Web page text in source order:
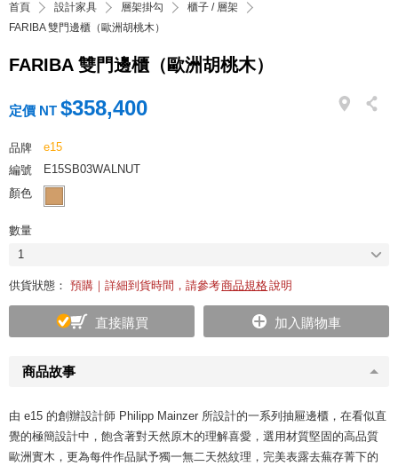
首頁 設計家具 層架掛勾
櫃子 / 層架
FARIBA 雙門邊櫃（歐洲胡桃木）
FARIBA 雙門邊櫃（歐洲胡桃木）
商品故事
由 e15 的創辦設計師 Philipp Mainzer 所設計的一系列抽屜邊櫃，在看似直
覺的極簡設計中，飽含著對天然原木的理解喜愛，選用材質堅固的高品質
歐洲實木，更為每件作品賦予獨一無二天然紋理，完美表露去蕪存菁下的
定價 NT $358,400
品牌
e15
編號
E15SB03WALNUT
顏色
數量
1
供貨狀態： 預購｜詳細到貨時間，請參考商品規格說明
直接購買 加入購物車